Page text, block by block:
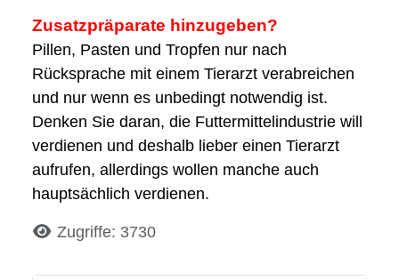
Zusatzpräparate hinzugeben?
Pillen, Pasten und Tropfen nur nach
Rücksprache mit einem Tierarzt verabreichen
und nur wenn es unbedingt notwendig ist.
Denken Sie daran, die Futtermittelindustrie will
verdienen und deshalb lieber einen Tierarzt
aufrufen, allerdings wollen manche auch
hauptsächlich verdienen.
DetailsZugriffe: 3730